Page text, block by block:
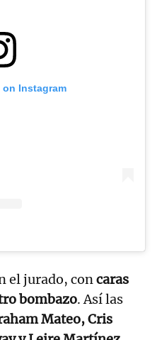
Instagram
el jurado, concaras
bombazo. Así las
Mateo, Cris